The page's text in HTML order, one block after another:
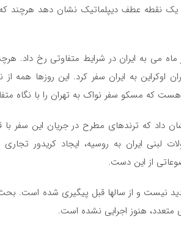
نقطه عطف دیپلماتیک نشان دهد هرچند
می به ایران در شرایط متفاوتی رخ داد.
اوکراین به ایران سفر کرد. این روزها همه از
که مسکو سفر نواک به تهران را با نگاه
داد که ترندهای مطرح در جریان این سفر
لبنی ایران به روسیه، ایجاد کریدور تجاری
از این دست.
نیست و از سالها قبل پیگیری شده است.
متعدد، هنوز اجرایی نشده است.